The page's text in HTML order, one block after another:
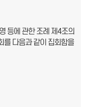
등에 관한 조례 제4조의
를 다음과 같이 집회함을